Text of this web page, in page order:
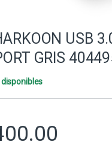
USB
GRIS
disponibles